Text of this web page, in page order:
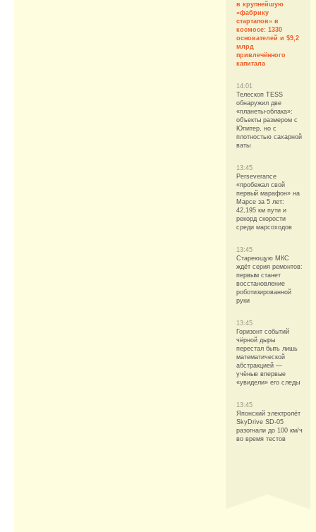
в крупнейшую
«фабрику
стартапов» в
космосе: 1330
основателей и $9,2
млрд
привлечённого
капитала
14:01
Телескоп TESS
обнаружил две
«планеты-облака»:
объекты размером с
Юпитер, но с
плотностью сахарной
ваты
13:45
Perseverance
«пробежал свой
первый марафон» на
Марсе за 5 лет:
42,195 км пути и
рекорд скорости
среди марсоходов
13:45
Стареющую МКС
ждёт серия ремонтов:
первым станет
восстановление
роботизированной
руки
13:45
Горизонт событий
чёрной дыры
перестал быть лишь
математической
абстракцией —
учёные впервые
«увидели» его следы
13:45
Японский электролёт
SkyDrive SD-05
разогнали до 100 км/ч
во время тестов